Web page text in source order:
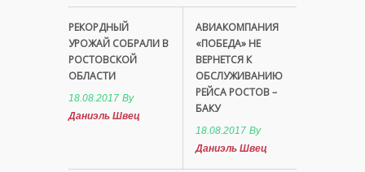
РЕКОРДНЫЙ
УРОЖАЙ СОБРАЛИ В
РОСТОВСКОЙ
ОБЛАСТИ
18.08.2017 By
Даниэль Швец
АВИАКОМПАНИЯ
«ПОБЕДА» НЕ
ВЕРНЕТСЯ К
ОБСЛУЖИВАНИЮ
РЕЙСА РОСТОВ –
БАКУ
18.08.2017 By
Даниэль Швец